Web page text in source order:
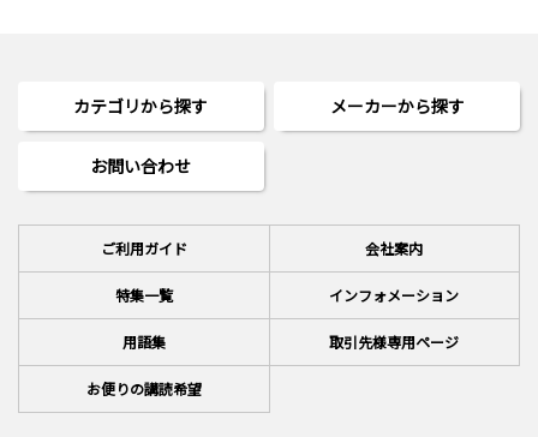
カテゴリから探す メーカーから探す
お問い合わせ
ご利用ガイド 会社案内
特集一覧 インフォメーション
用語集 取引先様専用ページ
お便りの講読希望